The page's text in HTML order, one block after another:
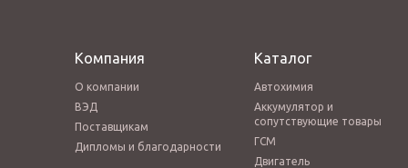
Компания
О компании
ВЭД
Поставщикам
Дипломы и благодарности
Каталог
Автохимия
Аккумулятор и
сопутствующие товары
ГСМ
Двигатель